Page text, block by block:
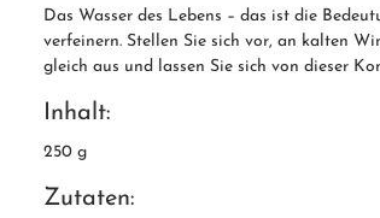
Das Wasser des Lebens – das ist die
verfeinern. Stellen Sie sich vor, an kalten
gleich aus und lassen Sie sich von dieser
Inhalt:
250 g
Zutaten: